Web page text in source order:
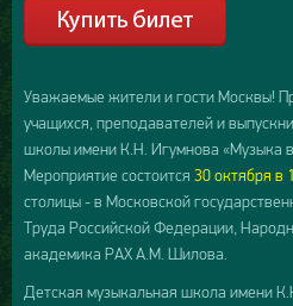
Уважаемые жители и гости Москвы!
учащихся, преподавателей и
школы имени К.Н. Игумнова «Музыка
Мероприятие состоится 30 октября в
столицы - в Московской
Труда Российской Федерации,
академика РАХ А.М. Шилова.
Детская музыкальная школа имени